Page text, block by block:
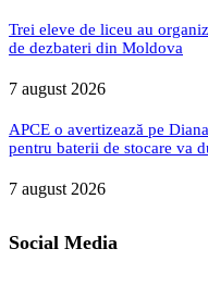
Trei eleve de liceu au
de dezbateri din Moldova
7 august 2026
APCE o avertizează pe
pentru baterii de stocare va
7 august 2026
Social Media